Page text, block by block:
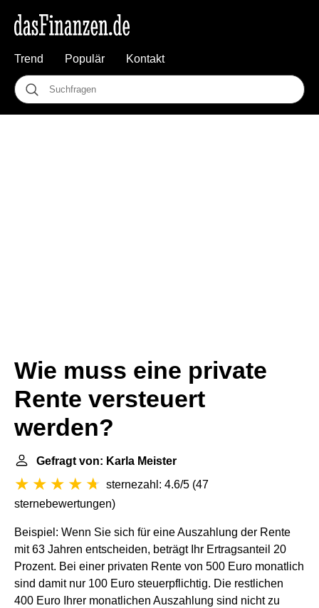
Trend Populär Kontakt
Wie muss eine private
Rente versteuert
werden?
Gefragt von: Karla Meister
sternezahl: 4.6/5 (47
sternebewertungen)
Beispiel: Wenn Sie sich für eine Auszahlung der Rente
mit 63 Jahren entscheiden, beträgt Ihr Ertragsanteil 20
Prozent. Bei einer privaten Rente von 500 Euro monatlich
sind damit nur 100 Euro steuerpflichtig. Die restlichen
400 Euro Ihrer monatlichen Auszahlung sind nicht zu